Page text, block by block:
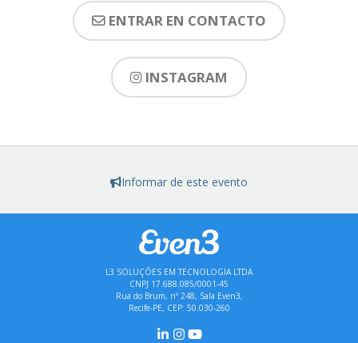
ENTRAR EN CONTACTO
INSTAGRAM
Informar de este evento
L3 SOLUÇÕES EM TECNOLOGIA LTDA
CNPJ 17.688.085/0001-45
Rua do Brum, nº 248, Sala Even3,
Recife-PE, CEP: 50.030-260